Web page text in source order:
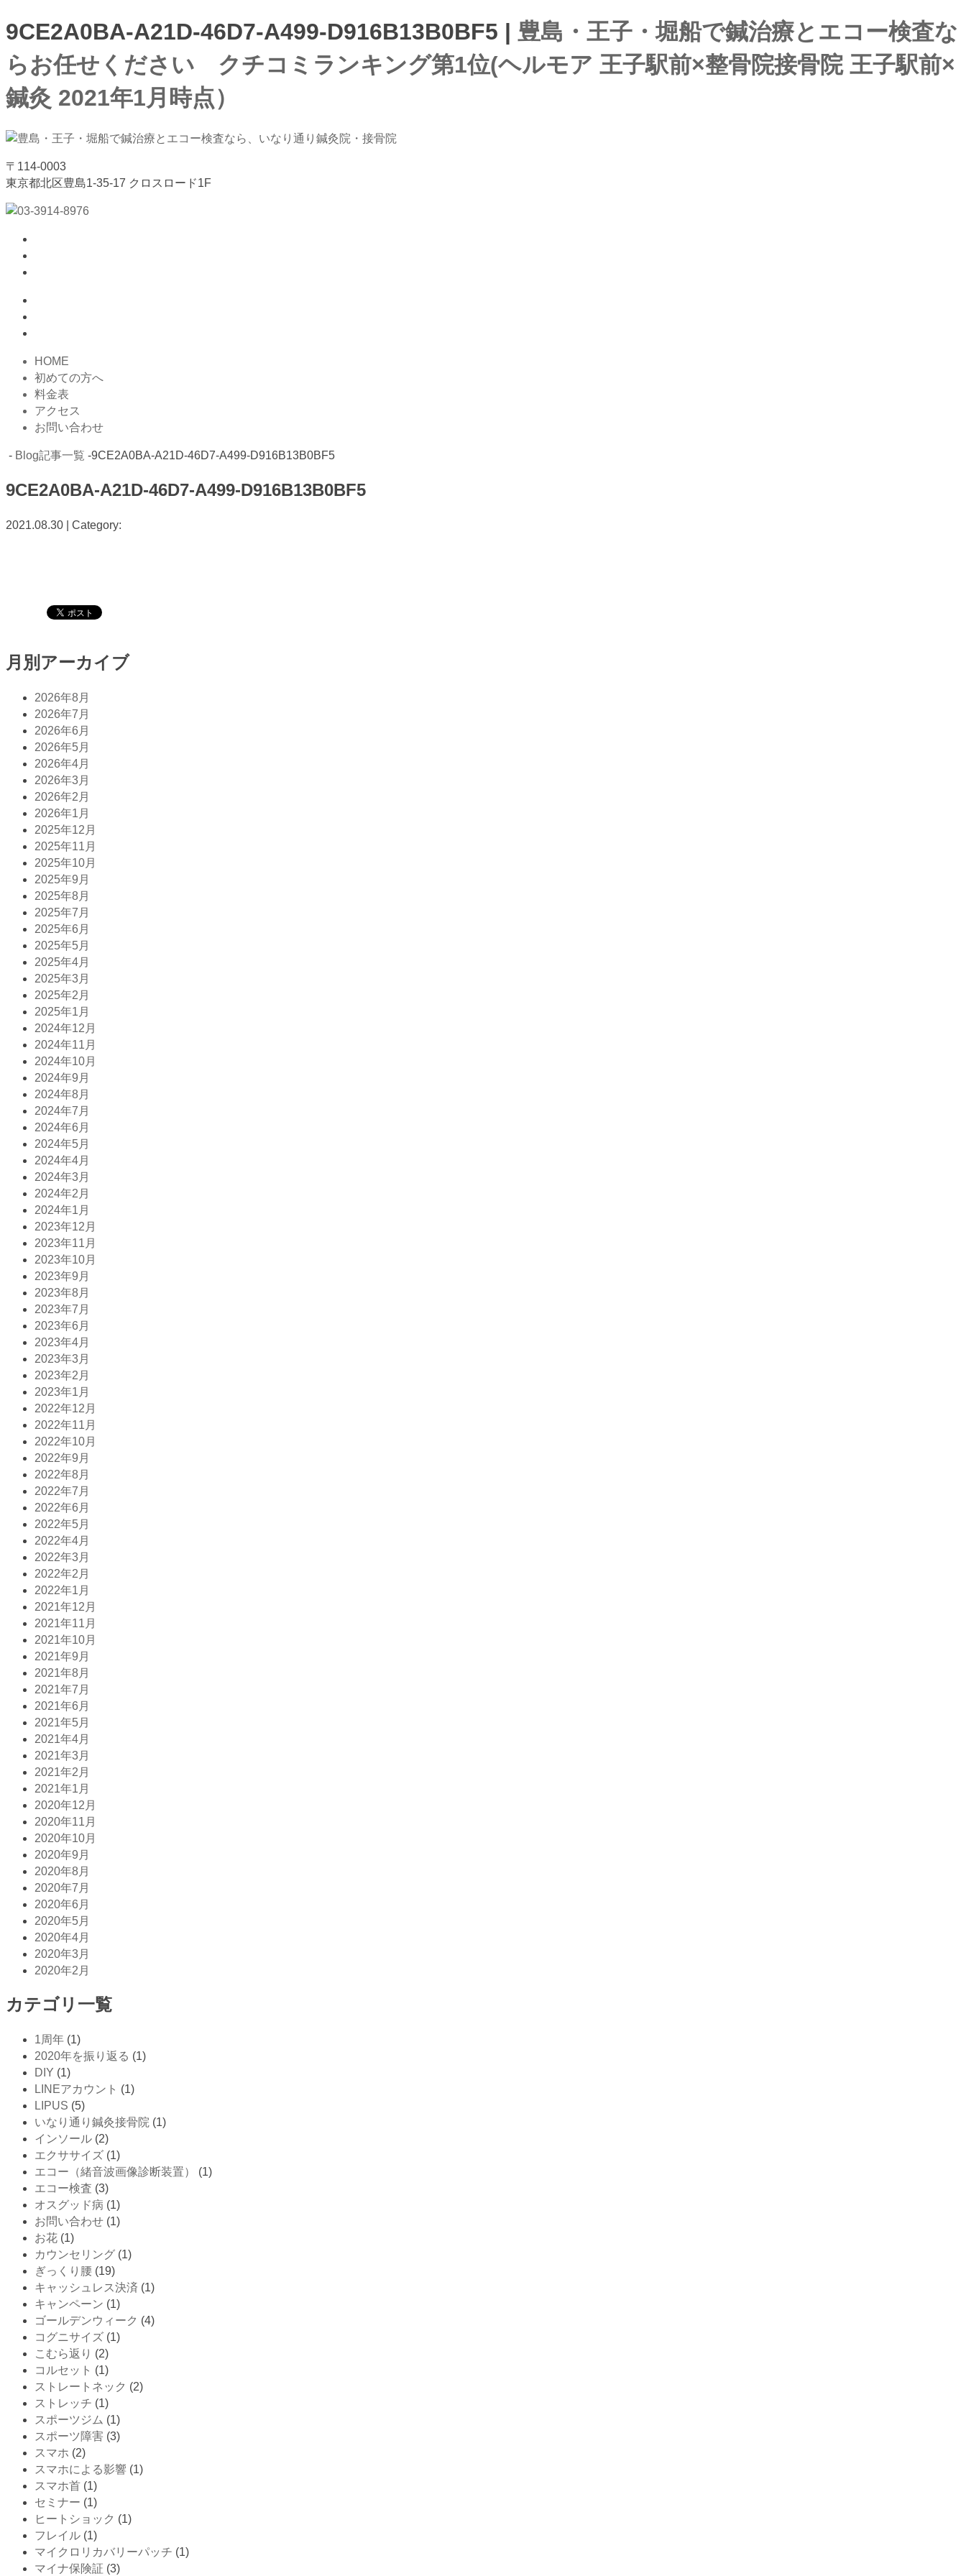
9CE2A0BA-A21D-46D7-A499-D916B13B0BF5 | 豊島・王子・堀船で鍼治療とエコー検査な
らお任せください クチコミランキング第1位(ヘルモア 王子駅前×整骨院接骨院 王子駅前×
鍼灸 2021年1月時点）
〒114-0003
東京都北区豊島1-35-17 クロスロード1F
HOME
初めての方へ
料金表
アクセス
お問い合わせ
- Blog記事一覧 -9CE2A0BA-A21D-46D7-A499-D916B13B0BF5
9CE2A0BA-A21D-46D7-A499-D916B13B0BF5
2021.08.30 | Category:
月別アーカイブ
2026年8月
2026年7月
2026年6月
2026年5月
2026年4月
2026年3月
2026年2月
2026年1月
2025年12月
2025年11月
2025年10月
2025年9月
2025年8月
2025年7月
2025年6月
2025年5月
2025年4月
2025年3月
2025年2月
2025年1月
2024年12月
2024年11月
2024年10月
2024年9月
2024年8月
2024年7月
2024年6月
2024年5月
2024年4月
2024年3月
2024年2月
2024年1月
2023年12月
2023年11月
2023年10月
2023年9月
2023年8月
2023年7月
2023年6月
2023年4月
2023年3月
2023年2月
2023年1月
2022年12月
2022年11月
2022年10月
2022年9月
2022年8月
2022年7月
2022年6月
2022年5月
2022年4月
2022年3月
2022年2月
2022年1月
2021年12月
2021年11月
2021年10月
2021年9月
2021年8月
2021年7月
2021年6月
2021年5月
2021年4月
2021年3月
2021年2月
2021年1月
2020年12月
2020年11月
2020年10月
2020年9月
2020年8月
2020年7月
2020年6月
2020年5月
2020年4月
2020年3月
2020年2月
カテゴリ一覧
1周年 (1)
2020年を振り返る (1)
DIY (1)
LINEアカウント (1)
LIPUS (5)
いなり通り鍼灸接骨院 (1)
インソール (2)
エクササイズ (1)
エコー（緒音波画像診断装置）
(1)
エコー検査 (3)
オスグッド病 (1)
お問い合わせ (1)
お花 (1)
カウンセリング (1)
ぎっくり腰 (19)
キャッシュレス決済 (1)
キャンペーン (1)
ゴールデンウィーク (4)
コグニサイズ (1)
こむら返り (2)
コルセット (1)
ストレートネック (2)
ストレッチ (1)
スポーツジム (1)
スポーツ障害 (3)
スマホ (2)
スマホによる影響 (1)
スマホ首 (1)
セミナー (1)
ヒートショック (1)
フレイル (1)
マイクロリカバリーパッチ (1)
マイナ保険証 (3)